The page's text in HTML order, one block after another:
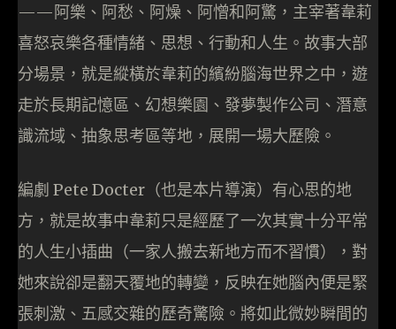
——阿樂、阿愁、阿燥、阿憎和阿驚，主宰著韋莉
喜怒哀樂各種情緒、思想、行動和人生。故事大部
分場景，就是縱橫於韋莉的繽紛腦海世界之中，遊
走於長期記憶區、幻想樂園、發夢製作公司、潛意
識流域、抽象思考區等地，展開一場大歷險。
編劇 Pete Docter（也是本片導演）有心思的地
方，就是故事中韋莉只是經歷了一次其實十分平常
的人生小插曲（一家人搬去新地方而不習慣），對
她來說卻是翻天覆地的轉變，反映在她腦內便是緊
張刺激、五感交雜的歷奇驚險。將如此微妙瞬間的